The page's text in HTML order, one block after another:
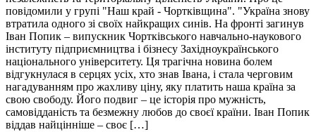
повідомили у групі "Наш край - Чортківщина". "Україна знову
втратила одного зі своїх найкращих синів. На фронті загинув
Іван Попик – випускник Чортківського навчально-наукового
інституту підприємництва і бізнесу Західноукраїнського
національного університету. Ця трагічна новина болем
відгукнулася в серцях усіх, хто знав Івана, і стала черговим
нагадуванням про жахливу ціну, яку платить наша країна за
свою свободу. Його подвиг – це історія про мужність,
самовідданість та безмежну любов до своєї країни. Іван Попик
віддав найцінніше – своє […]